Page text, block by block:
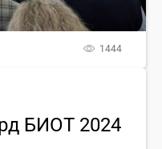
1444
БИОТ 2024